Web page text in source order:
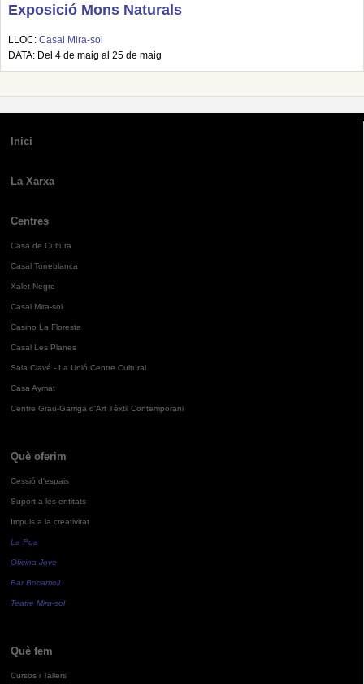
Exposició Mons Naturals
LLOC: Casal Mira-sol
DATA: Del 4 de maig al 25 de maig
Inici
La Xarxa
Centres
Casa de Cultura
Casal Torreblanca
Xalet Negre
Casal Mira-sol
Casino La Floresta
Casal Les Planes
Sala Clavé - La Unió Centre Cultural
Casa Aymat
Centre Grau-Garriga d'Art Tèxtil Contemporani
Què oferim
Cessió d'espais
Suport a les entitats
Impuls a la creativitat
La Pua
Oficina Jove
Bar Bocamoll
Teatre Mira-sol
Què fem
Cursos i Tallers